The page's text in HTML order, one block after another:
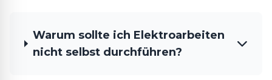
Warum sollte ich Elektroarbeiten
nicht selbst durchführen?